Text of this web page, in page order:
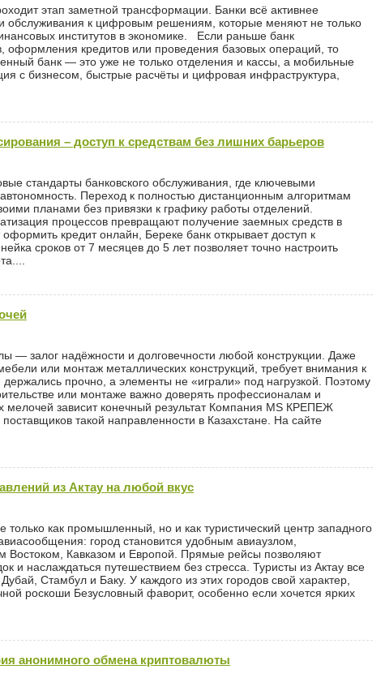
этап заметной трансформации. Банки всё активнее
обслуживания к цифровым решениям, которые меняют не только
институтов в экономике. Если раньше банк
оформления кредитов или проведения базовых операций, то
банк — это уже не только отделения и кассы, а мобильные
с бизнесом, быстрые расчёты и цифровая инфраструктура,
– доступ к средствам без лишних барьеров
стандарты банковского обслуживания, где ключевыми
Переход к полностью дистанционным алгоритмам
планами без привязки к графику работы отделений.
процессов превращают получение заемных средств в
кредит онлайн, Береке банк открывает доступ к
сроков от 7 месяцев до 5 лет позволяет точно настроить
— залог надёжности и долговечности любой конструкции. Даже
или монтаж металлических конструкций, требует внимания к
прочно, а элементы не «играли» под нагрузкой. Поэтому
или монтаже важно доверять профессионалам и
зависит конечный результат Компания MS КРЕПЕЖ
такой направленности в Казахстане. На сайте
из Актау на любой вкус
только как промышленный, но и как туристический центр западного
город становится удобным авиаузлом,
Востоком, Кавказом и Европой. Прямые рейсы позволяют
и наслаждаться путешествием без стресса. Туристы из Актау все
Стамбул и Баку. У каждого из этих городов свой характер,
роскоши Безусловный фаворит, особенно если хочется ярких
анонимного обмена криптовалюты